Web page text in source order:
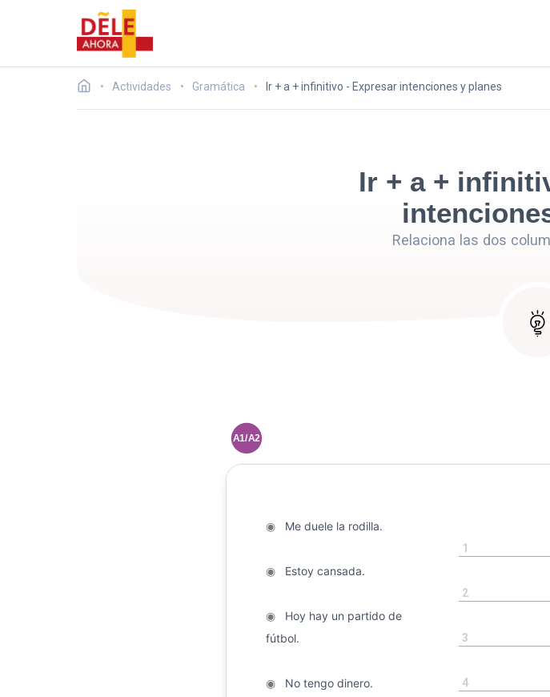
Actividades Gramática Ir + a + infinitivo - Expresar intenciones y planes
Ir + a +
Relaciona las dos
A1/A2
◉Me duele la rodilla.
◉Estoy cansada.
◉Hoy hay un partido de
fútbol.
◉No tengo dinero.
1
2
3
4